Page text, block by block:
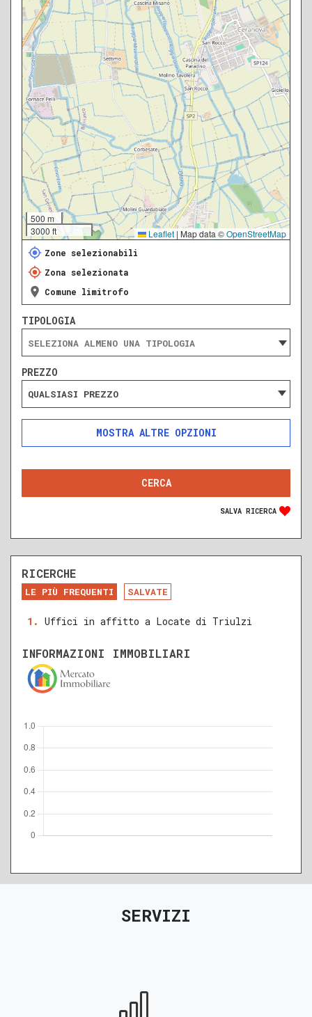
500 m
3000 ft
Leaflet | Map data ©OpenStreetMap
Zone selezionabili
Zona selezionata
Comune limitrofo
TIPOLOGIA
PREZZO
QUALSIASI PREZZO
ALTRE OPZIONI
SOLO ANNUNCI IN ASTA
DA RISTRUTTURARE
NUOVA COSTRUZIONE
RECENTE
RISTRUTTURATO
SALVA RICERCA
RICERCHE
LE PIÙ FREQUENTI SALVATE
Uffici in affitto a Locate di Triulzi
INFORMAZIONI IMMOBILIARI
SERVIZI